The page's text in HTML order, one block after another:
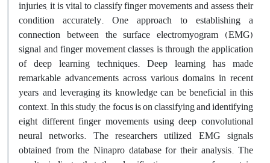
injuries, it is vital to classify finger movements and assess their
condition accurately. One approach to establishing a
connection between the surface electromyogram (EMG)
signal and finger movement classes is through the application
of deep learning techniques. Deep learning has made
remarkable advancements across various domains in recent
years, and leveraging its knowledge can be beneficial in this
context. In this study, the focus is on classifying and identifying
eight different finger movements using deep convolutional
neural networks. The researchers utilized EMG signals
obtained from the Ninapro database for their analysis. The